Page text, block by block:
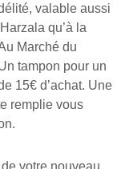
valable aussi
qu’à la
Marché du
tampon pour un
15€ d’achat. Une
remplie vous
votre nouveau